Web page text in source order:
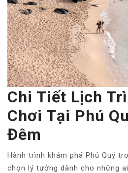
Chi Tiết Lịch
Chơi Tại Phú
Đêm
Hành trình khám phá Phú Quý
chọn lý tưởng dành cho những